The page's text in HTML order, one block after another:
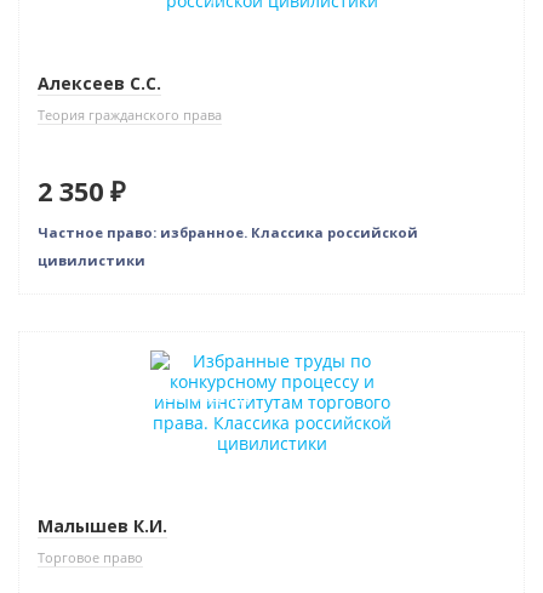
Алексеев С.С.
Теория гражданского права
2 350 ₽
Частное право: избранное. Классика российской
цивилистики
Индивидуальный подход
Малышев К.И.
Торговое право